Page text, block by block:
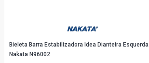
Bieleta Barra Estabilizadora Idea Dianteira Esquerda
Nakata N96002